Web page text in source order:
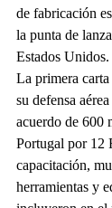
de fabricación
la punta de
Estados Unidos.
La primera
su defensa
acuerdo de 600
Portugal por
capacitación,
herramientas y